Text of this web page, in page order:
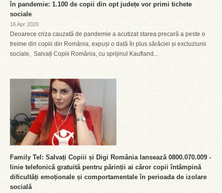
în pandemie: 1.100 de copii din opt județe vor primi tichete
sociale
16 Apr 2020
Deoarece criza cauzată de pandemie a acutizat starea precară a peste o
treime din copiii din România, expuși o dată în plus sărăciei și excluziunii
sociale, Salvați Copiii România, cu sprijinul Kaufland...
Family Tel: Salvați Copiii și Digi România lansează 0800.070.009 -
linie telefonică gratuită pentru părinții ai căror copii întâmpină
dificultăți emoționale și comportamentale în perioada de izolare
socială